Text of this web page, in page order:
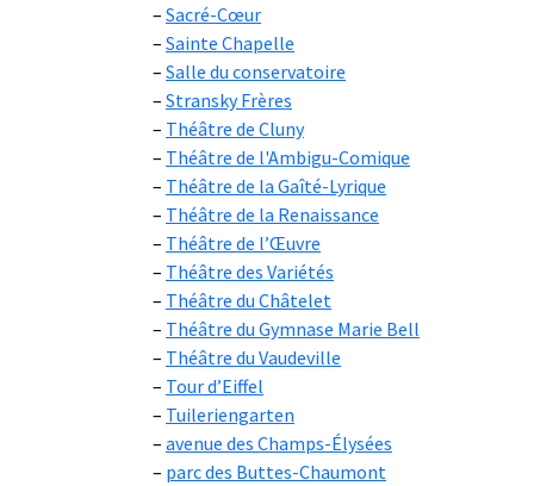
Sacré-Cœur
Sainte Chapelle
Salle du conservatoire
Stransky Frères
Théâtre de Cluny
Théâtre de l'Ambigu-Comique
Théâtre de la Gaîté-Lyrique
Théâtre de la Renaissance
Théâtre de l’Œuvre
Théâtre des Variétés
Théâtre du Châtelet
Théâtre du Gymnase Marie Bell
Théâtre du Vaudeville
Tour d’Eiffel
Tuileriengarten
avenue des Champs-Élysées
parc des Buttes-Chaumont